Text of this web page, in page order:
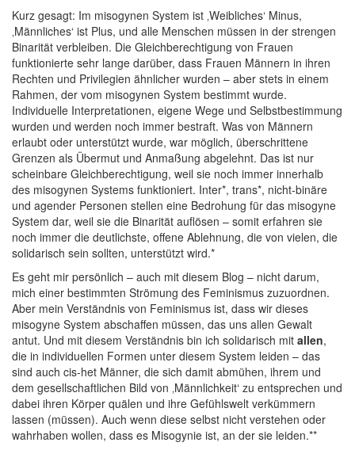
Kurz gesagt: Im misogynen System ist ‚Weibliches‘ Minus,
‚Männliches‘ ist Plus, und alle Menschen müssen in der strengen
Binarität verbleiben. Die Gleichberechtigung von Frauen
funktionierte sehr lange darüber, dass Frauen Männern in ihren
Rechten und Privilegien ähnlicher wurden – aber stets in einem
Rahmen, der vom misogynen System bestimmt wurde.
Individuelle Interpretationen, eigene Wege und Selbstbestimmung
wurden und werden noch immer bestraft. Was von Männern
erlaubt oder unterstützt wurde, war möglich, überschrittene
Grenzen als Übermut und Anmaßung abgelehnt. Das ist nur
scheinbare Gleichberechtigung, weil sie noch immer innerhalb
des misogynen Systems funktioniert. Inter*, trans*, nicht-binäre
und agender Personen stellen eine Bedrohung für das misogyne
System dar, weil sie die Binarität auflösen – somit erfahren sie
noch immer die deutlichste, offene Ablehnung, die von vielen, die
solidarisch sein sollten, unterstützt wird.*
Es geht mir persönlich – auch mit diesem Blog – nicht darum,
mich einer bestimmten Strömung des Feminismus zuzuordnen.
Aber mein Verständnis von Feminismus ist, dass wir dieses
misogyne System abschaffen müssen, das uns allen Gewalt
antut. Und mit diesem Verständnis bin ich solidarisch mit allen,
die in individuellen Formen unter diesem System leiden – das
sind auch cis-het Männer, die sich damit abmühen, ihrem und
dem gesellschaftlichen Bild von ‚Männlichkeit‘ zu entsprechen und
dabei ihren Körper quälen und ihre Gefühlswelt verkümmern
lassen (müssen). Auch wenn diese selbst nicht verstehen oder
wahrhaben wollen, dass es Misogynie ist, an der sie leiden.**